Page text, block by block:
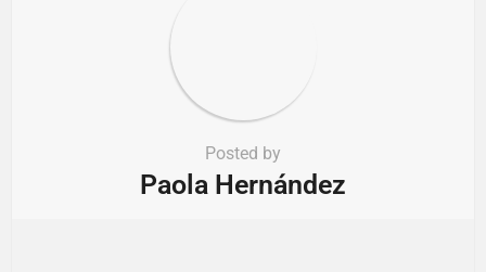
Posted by
Paola Hernández